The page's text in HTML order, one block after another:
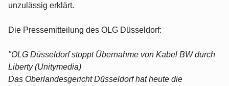
unzulässig erklärt.
Die Pressemitteilung des OLG Düsseldorf:
"OLG Düsseldorf stoppt Übernahme von Kabel BW durch
Liberty (Unitymedia)
Das Oberlandesgericht Düsseldorf hat heute die